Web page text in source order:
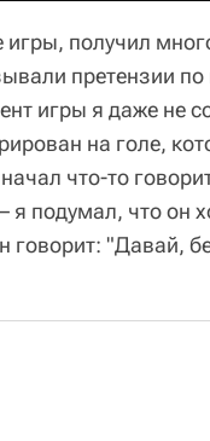
игры, получил
претензии по
игры я даже не
на голе,
что-то
я подумал, что он
говорит: "Давай,